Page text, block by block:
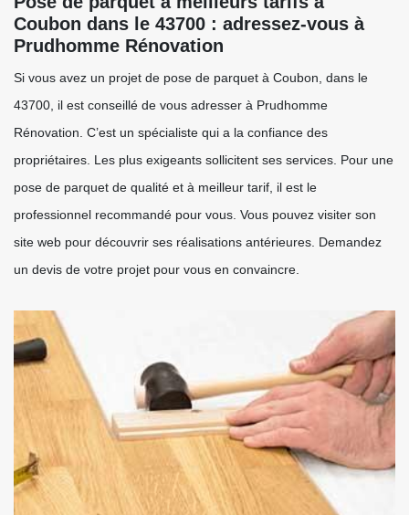
Coubon dans le 43700 : adressez-vous à
Prudhomme Rénovation
Si vous avez un projet de pose de parquet à Coubon, dans le
43700, il est conseillé de vous adresser à Prudhomme
Rénovation. C’est un spécialiste qui a la confiance des
propriétaires. Les plus exigeants sollicitent ses services. Pour une
pose de parquet de qualité et à meilleur tarif, il est le
professionnel recommandé pour vous. Vous pouvez visiter son
site web pour découvrir ses réalisations antérieures. Demandez
un devis de votre projet pour vous en convaincre.